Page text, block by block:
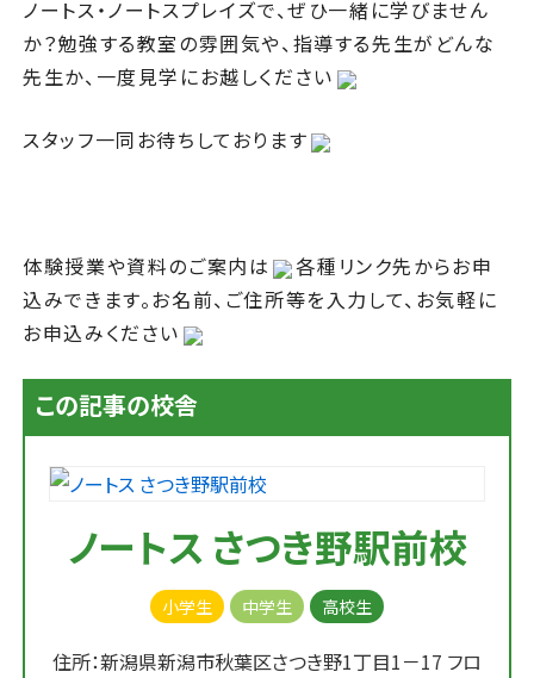
ノートス・ノートスプレイズで、ぜひ一緒に学びません
か？勉強する教室の雰囲気や、指導する先生がどんな
先生か、一度見学にお越しください
スタッフ一同お待ちしております
体験授業や資料のご案内は
各種リンク先からお申
込みできます。お名前、ご住所等を入力して、お気軽に
お申込みください
この記事の校舎
ノートス さつき野駅前校
小学生 中学生 高校生
住所：新潟県新潟市秋葉区さつき野1丁目1－17 フロ